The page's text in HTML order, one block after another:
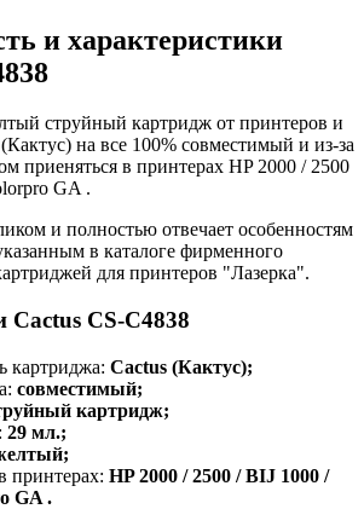
и характеристики
струйный картридж от принтеров и
на все 100% совместимый и из-за
приеняться в принтерах HP 2000 / 2500
GA .
и полностью отвечает особенностям
в каталоге фирменного
для принтеров "Лазерка".
Cactus CS-C4838
картриджа: Cactus (Кактус);
совместимый;
картридж;
29 мл.;
принтерах: HP 2000 / 2500 / BIJ 1000 /
GA .